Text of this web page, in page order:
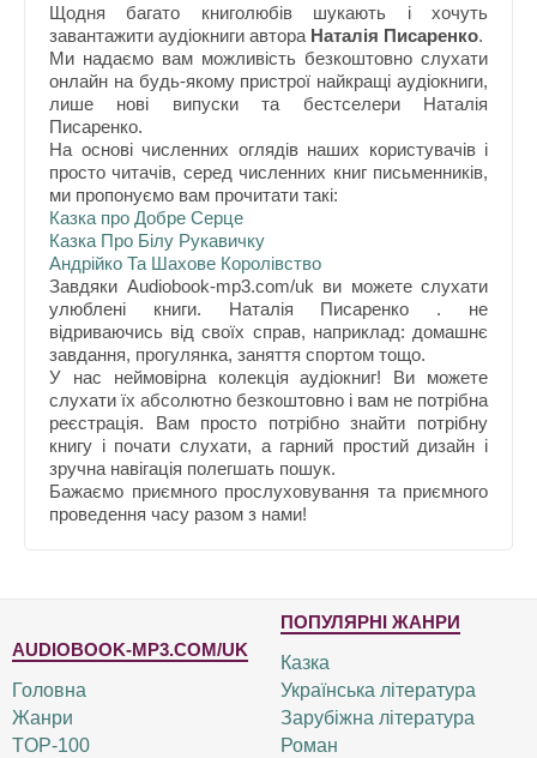
Щодня багато книголюбів шукають і хочуть
завантажити аудіокниги автора Наталія Писаренко.
Ми надаємо вам можливість безкоштовно слухати
онлайн на будь-якому пристрої найкращі аудіокниги,
лише нові випуски та бестселери Наталія
Писаренко.
На основі численних оглядів наших користувачів і
просто читачів, серед численних книг письменників,
ми пропонуємо вам прочитати такі:
Казка про Добре Серце
Казка Про Білу Рукавичку
Андрійко Та Шахове Королівство
Завдяки Audiobook-mp3.com/uk ви можете слухати
улюблені книги. Наталія Писаренко . не
відриваючись від своїх справ, наприклад: домашнє
завдання, прогулянка, заняття спортом тощо.
У нас неймовірна колекція аудіокниг! Ви можете
слухати їх абсолютно безкоштовно і вам не потрібна
реєстрація. Вам просто потрібно знайти потрібну
книгу і почати слухати, а гарний простий дизайн і
зручна навігація полегшать пошук.
Бажаємо приємного прослуховування та приємного
проведення часу разом з нами!
AUDIOBOOK-MP3.COM/UK
Головна
Жанри
TOP-100
ПОПУЛЯРНІ ЖАНРИ
Казка
Українська література
Зарубіжна література
Роман